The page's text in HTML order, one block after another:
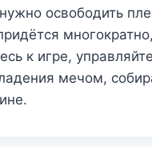
освободить
к игре,
мечом,